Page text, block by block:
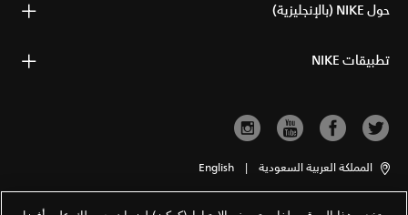
حول NIKE (بالإنجليزية)
تطبيقات NIKE
المملكة العربية السعودية |
English